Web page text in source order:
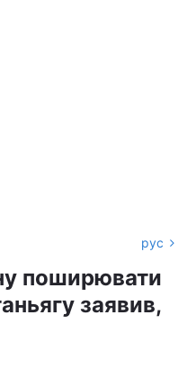
рус
поширювати
заявив,